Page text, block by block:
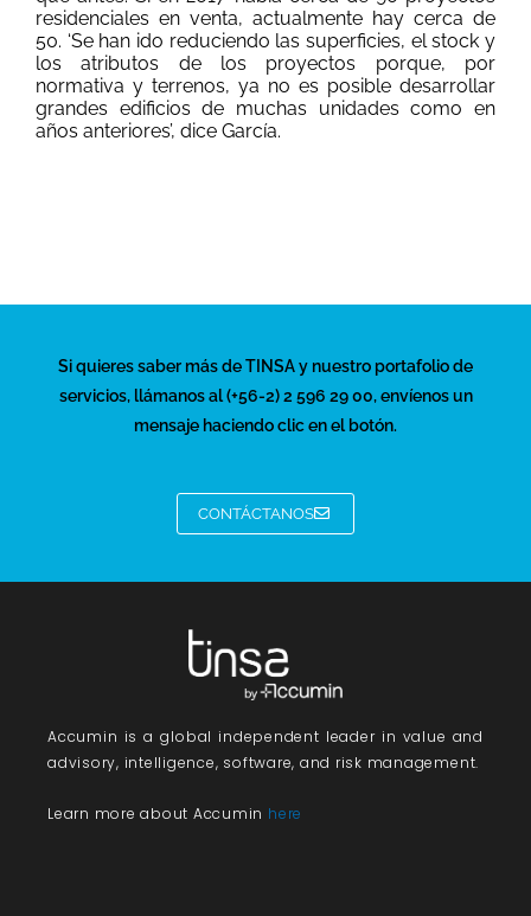
residenciales en venta, actualmente hay cerca de
50. ‘Se han ido reduciendo las superficies, el stock y
los atributos de los proyectos porque, por
normativa y terrenos, ya no es posible desarrollar
grandes edificios de muchas unidades como en
años anteriores’, dice García.
Si quieres saber más de TINSA y nuestro portafolio de
servicios, llámanos al (+56-2) 2 596 29 00, envíenos un
mensaje haciendo clic en el botón.
CONTÁCTANOS
Accumin is a global independent leader in value and
advisory, intelligence, software, and risk management.
Learn more about Accumin here